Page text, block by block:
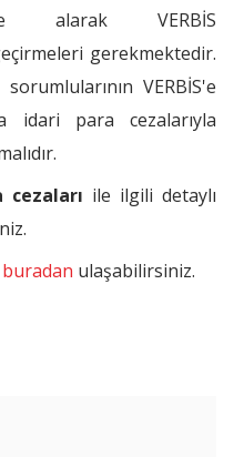
alarak VERBİS
gerekmektedir.
VERBİS'e
idari para cezalarıyla
cezaları ile ilgili detaylı
buradan ulaşabilirsiniz.